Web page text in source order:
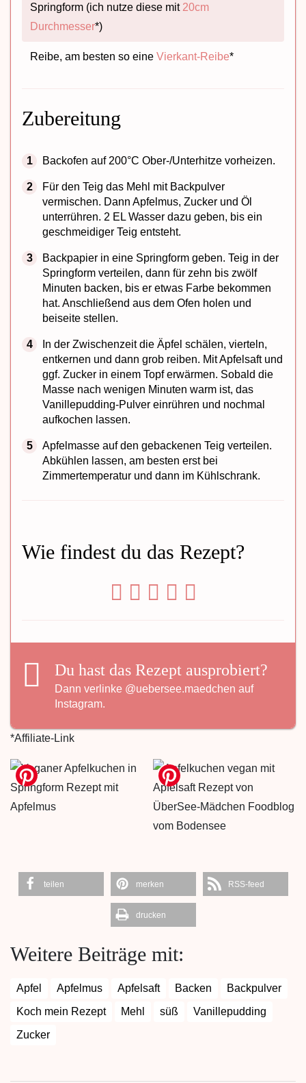
Springform (ich nutze diese mit 20cm
Durchmesser*)
Reibe, am besten so eine Vierkant-Reibe*
Zubereitung
Backofen auf 200°C Ober-/Unterhitze vorheizen.
Für den Teig das Mehl mit Backpulver
vermischen. Dann Apfelmus, Zucker und Öl
unterrühren. 2 EL Wasser dazu geben, bis ein
geschmeidiger Teig entsteht.
Backpapier in eine Springform geben. Teig in der
Springform verteilen, dann für zehn bis zwölf
Minuten backen, bis er etwas Farbe bekommen
hat. Anschließend aus dem Ofen holen und
beiseite stellen.
In der Zwischenzeit die Äpfel schälen, vierteln,
entkernen und dann grob reiben. Mit Apfelsaft und
ggf. Zucker in einem Topf erwärmen. Sobald die
Masse nach wenigen Minuten warm ist, das
Vanillepudding-Pulver einrühren und nochmal
aufkochen lassen.
Apfelmasse auf den gebackenen Teig verteilen.
Abkühlen lassen, am besten erst bei
Zimmertemperatur und dann im Kühlschrank.
Wie findest du das Rezept?
Du hast das Rezept ausprobiert?
Dann verlinke @uebersee.maedchen auf
Instagram.
*Affiliate-Link
teilen merken RSS-feed
drucken
Weitere Beiträge mit:
Apfel Apfelmus Apfelsaft Backen
Backpulver
Koch mein Rezept
Mehl süß
Vanillepudding
Zucker